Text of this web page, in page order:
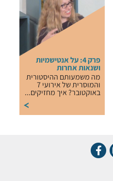
פרק 4: על אנטישמיות
ושנאות אחרות
מה משמעותם ההיסטורית
והמוסרית של אירועי 7
באוקטובר? איך מחזיקים...